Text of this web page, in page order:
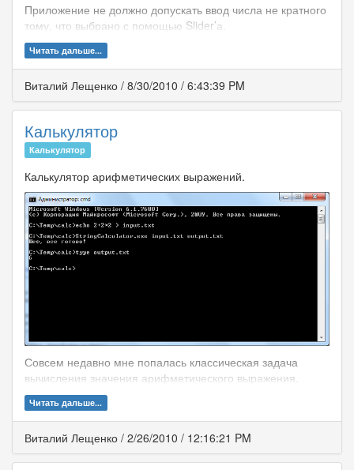
Приложение не должно допускать ввод числа не кратного
тому, что выбрано с помощью Slider’а.
Читать дальше...
Виталий Лещенко / 8/30/2010 / 6:43:39 PM
Калькулятор
Калькулятор
Калькулятор арифметических выражений.
Совсем недавно мне попалась классическая задача
вычисления значения арифметического выражения.
Читать дальше...
Виталий Лещенко / 2/26/2010 / 12:16:21 PM